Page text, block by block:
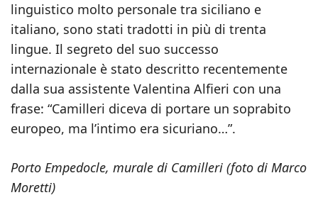
linguistico molto personale tra siciliano e
italiano, sono stati tradotti in più di trenta
lingue. Il segreto del suo successo
internazionale è stato descritto recentemente
dalla sua assistente Valentina Alfieri con una
frase: “Camilleri diceva di portare un soprabito
europeo, ma l’intimo era sicuriano…”.
Porto Empedocle, murale di Camilleri (foto di Marco
Moretti)